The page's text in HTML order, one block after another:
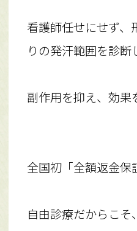
看護師任せにせず、
りの発汗範囲を診断
副作用を抑え、効果
全国初「全額返金保
自由診療だからこ